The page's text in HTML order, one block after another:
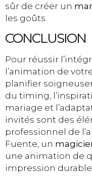
sûr de créer un
les goûts.
CONCLUSION
Pour réussir
l’animation de
planifier
du timing,
mariage et
invités sont des
professionnel de
Fuente, un
une animation de
impression